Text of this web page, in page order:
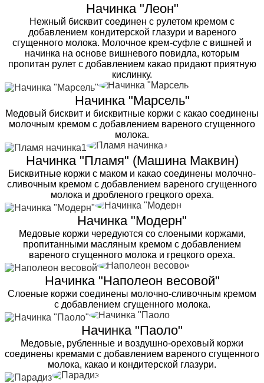
Начинка "Леон"
Нежный бисквит соединен с рулетом кремом с
добавлением кондитерской глазури и вареного
сгущенного молока. Молочное крем-суфле с вишней и
начинка на основе вишневого повидла, которым
пропитан рулет с добавлением какао придают приятную
кислинку.
Начинка "Марсель"
Медовый бисквит и бисквитные коржи с какао соединены
молочным кремом с добавлением вареного сгущенного
молока.
Начинка "Пламя" (Машина Маквин)
Бисквитные коржи с маком и какао соединены молочно-
сливочным кремом с добавлением вареного сгущенного
молока и дробленого грецкого ореха.
Начинка "Модерн"
Медовые коржи чередуются со слоеными коржами,
пропитанными масляным кремом с добавлением
вареного сгущенного молока и грецкого ореха.
Начинка "Наполеон весовой"
Слоеные коржи соединены молочно-сливочным кремом
с добавлением сгущенного молока.
Начинка "Паоло"
Медовые, рубленные и воздушно-ореховый коржи
соединены кремами с добавлением вареного сгущенного
молока, какао и кондитерской глазури.